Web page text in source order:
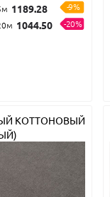
1189.28
-9%
1044.50 -20%
КОТТОНОВЫЙ